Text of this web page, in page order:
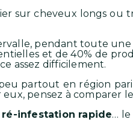
sur cheveux longs ou
pendant toute
et de 40% de
assez difficilement.
partout en région
eux, pensez à comparer
infestation rapide… le